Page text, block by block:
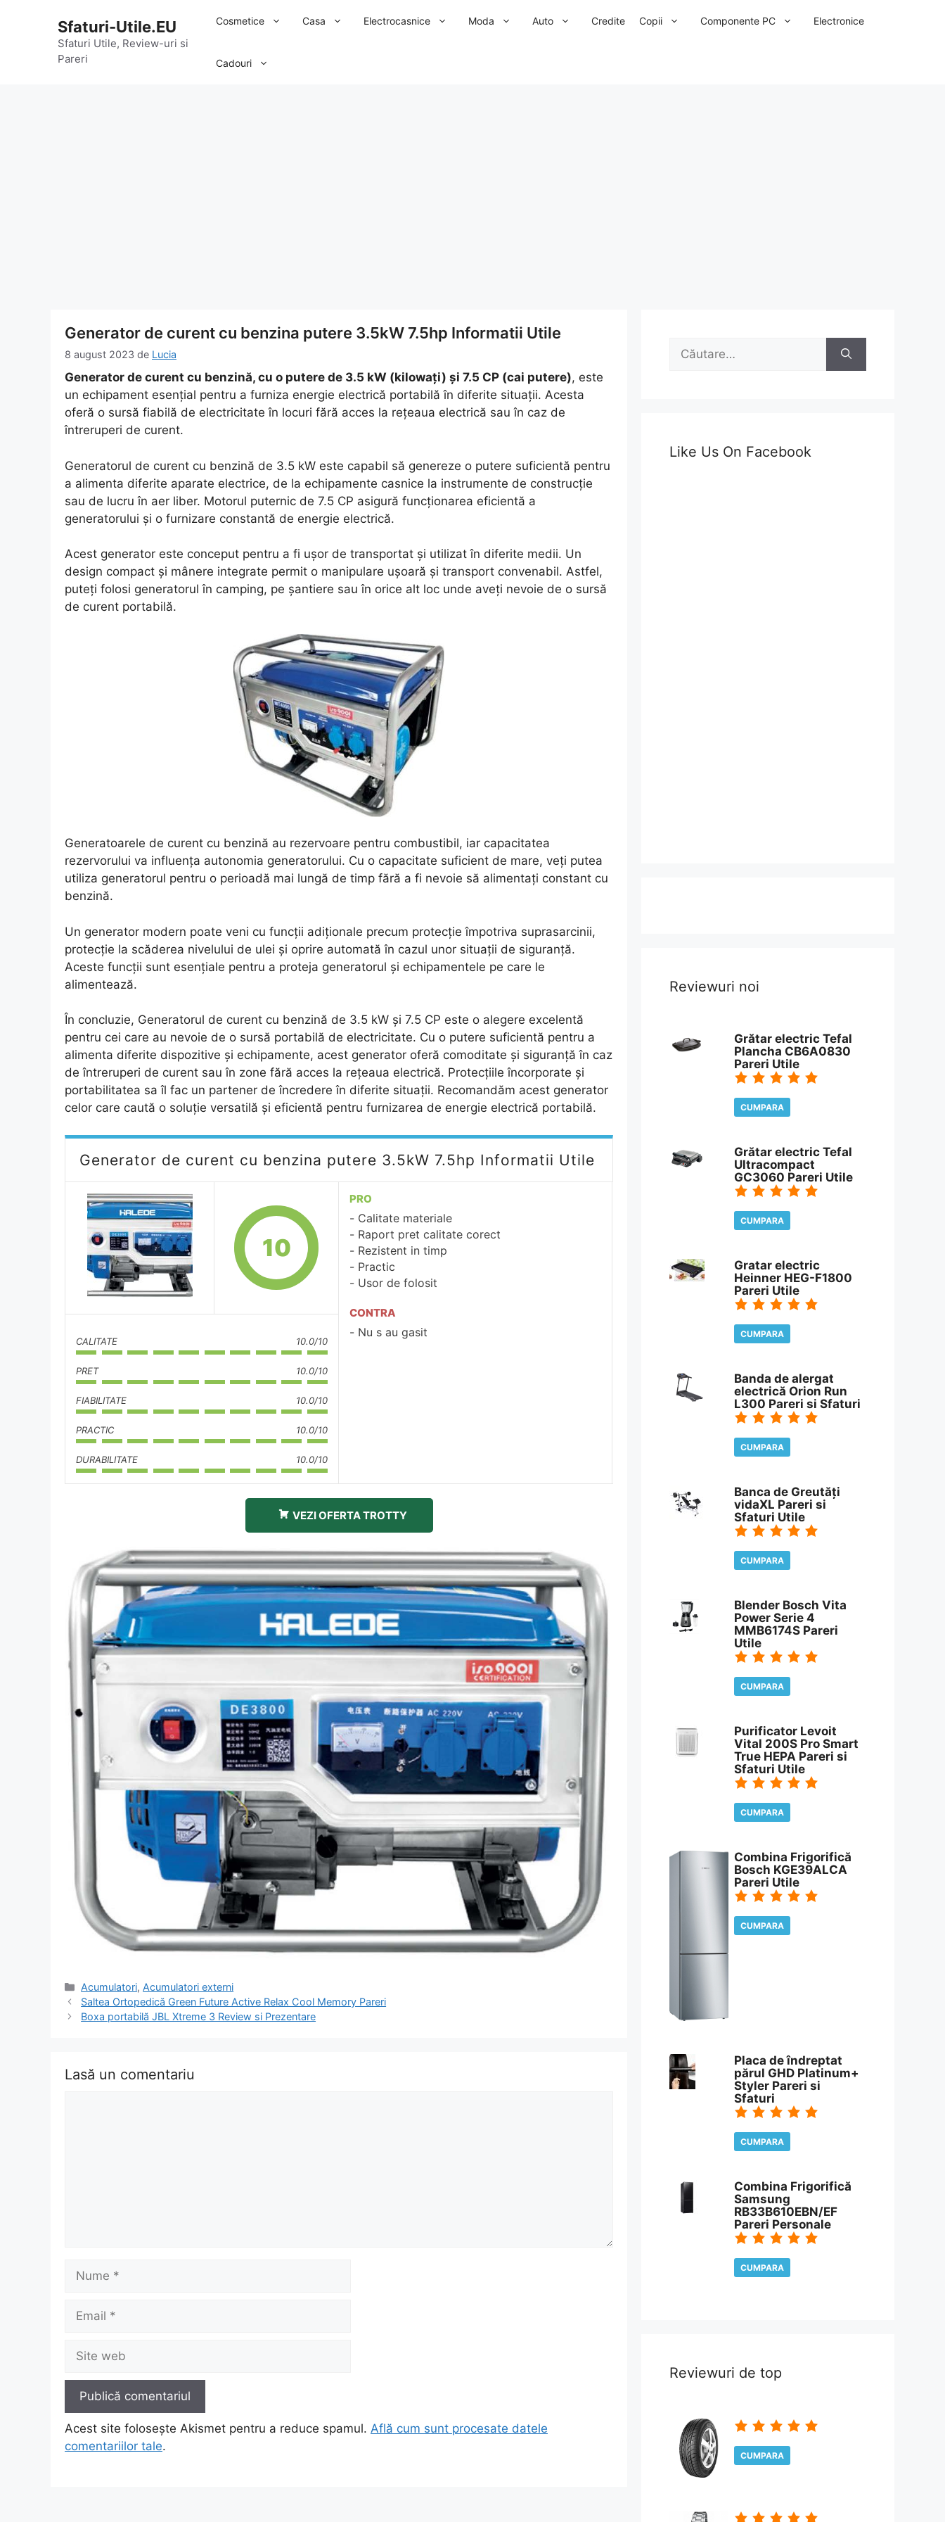
Sfaturi-Utile.EU
Sfaturi Utile, Review-uri si
Pareri
Cosmetice Casa Electrocasnice Moda Auto Credite Copii Componente PC Electronice
Cadouri
Generator de curent cu benzina putere 3.5kW 7.5hp Informatii Utile
8 august 2023 de Lucia
Generator de curent cu benzină, cu o putere de 3.5 kW (kilowați) și 7.5 CP (cai putere), este
un echipament esențial pentru a furniza energie electrică portabilă în diferite situații. Acesta
oferă o sursă fiabilă de electricitate în locuri fără acces la rețeaua electrică sau în caz de
întreruperi de curent.
Generatorul de curent cu benzină de 3.5 kW este capabil să genereze o putere suficientă pentru
a alimenta diferite aparate electrice, de la echipamente casnice la instrumente de construcție
sau de lucru în aer liber. Motorul puternic de 7.5 CP asigură funcționarea eficientă a
generatorului și o furnizare constantă de energie electrică.
Acest generator este conceput pentru a fi ușor de transportat și utilizat în diferite medii. Un
design compact și mânere integrate permit o manipulare ușoară și transport convenabil. Astfel,
puteți folosi generatorul în camping, pe șantiere sau în orice alt loc unde aveți nevoie de o sursă
de curent portabilă.
Generatoarele de curent cu benzină au rezervoare pentru combustibil, iar capacitatea
rezervorului va influența autonomia generatorului. Cu o capacitate suficient de mare, veți putea
utiliza generatorul pentru o perioadă mai lungă de timp fără a fi nevoie să alimentați constant cu
benzină.
Un generator modern poate veni cu funcții adiționale precum protecție împotriva suprasarcinii,
protecție la scăderea nivelului de ulei și oprire automată în cazul unor situații de siguranță.
Aceste funcții sunt esențiale pentru a proteja generatorul și echipamentele pe care le
alimentează.
În concluzie, Generatorul de curent cu benzină de 3.5 kW și 7.5 CP este o alegere excelentă
pentru cei care au nevoie de o sursă portabilă de electricitate. Cu o putere suficientă pentru a
alimenta diferite dispozitive și echipamente, acest generator oferă comoditate și siguranță în caz
de întreruperi de curent sau în zone fără acces la rețeaua electrică. Protecțiile încorporate și
portabilitatea sa îl fac un partener de încredere în diferite situații. Recomandăm acest generator
celor care caută o soluție versatilă și eficientă pentru furnizarea de energie electrică portabilă.
Generator de curent cu benzina putere 3.5kW 7.5hp Informatii Utile
10
CALITATE 10.0/10
PRET 10.0/10
FIABILITATE 10.0/10
PRACTIC 10.0/10
DURABILITATE 10.0/10
PRO
Calitate materiale
Raport pret calitate corect
Rezistent in timp
Practic
Usor de folosit
CONTRA
Nu s au gasit
VEZI OFERTA TROTTY
Categorii
Acumulatori, Acumulatori externi
Navigare
în
Saltea Ortopedică Green Future Active Relax Cool Memory Pareri
Boxa portabilă JBL Xtreme 3 Review si Prezentare
Lasă un comentariu
web
Acest site folosește Akismet pentru a reduce spamul. Află cum sunt procesate datele
comentariilor tale.
Caută
Like Us On Facebook
Reviewuri noi
Grătar electric Tefal
Plancha CB6A0830
Pareri Utile
CUMPARA
Grătar electric Tefal
Ultracompact
GC3060 Pareri Utile
CUMPARA
Gratar electric
Heinner HEG-F1800
Pareri Utile
CUMPARA
Banda de alergat
electrică Orion Run
L300 Pareri si Sfaturi
CUMPARA
Banca de Greutăți
vidaXL Pareri si
Sfaturi Utile
CUMPARA
Blender Bosch Vita
Power Serie 4
MMB6174S Pareri
Utile
CUMPARA
Purificator Levoit
Vital 200S Pro Smart
True HEPA Pareri si
Sfaturi Utile
CUMPARA
Combina Frigorifică
Bosch KGE39ALCA
Pareri Utile
CUMPARA
Placa de îndreptat
părul GHD Platinum+
Styler Pareri si
Sfaturi
CUMPARA
Combina Frigorifică
Samsung
RB33B610EBN/EF
Pareri Personale
CUMPARA
Reviewuri de top
CUMPARA